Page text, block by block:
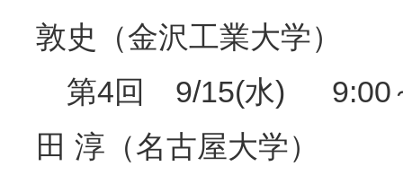
敦史（金沢工業大学）
第4回 9/15(水) 9:00
田 淳（名古屋大学）